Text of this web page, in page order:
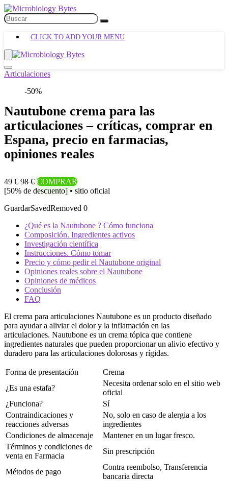
CLICK TO ADD YOUR MENU
Articulaciones
-50%
Nautubone crema para las
articulaciones – críticas, comprar en
Espana, precio en farmacias,
opiniones reales
49 € 98 € COMPRAR
[50% de descuento] • sitio oficial
GuardarSavedRemoved 0
¿Qué es la Nautubone ? Cómo funciona
Composición. Ingredientes activos
Investigación científica
Instrucciones. Cómo tomar
Precio y cómo pedir el Nautubone original
Opiniones reales sobre el Nautubone
Opiniones de médicos
Conclusión
FAQ
El crema para articulaciones Nautubone es un producto diseñado
para ayudar a aliviar el dolor y la inflamación en las
articulaciones. Nautubone es un crema tópica que contiene
ingredientes naturales que pueden proporcionar un alivio efectivo y
duradero para las articulaciones dolorosas y rígidas.
Forma de presentación
Crema
¿Es una estafa?
Necesita ordenar solo en el sitio web
oficial
¿Funciona?
Sí
Contraindicaciones y
reacciones adversas
No, solo en caso de alergia a los
ingredientes
Condiciones de almacenaje
Mantener en un lugar fresco.
Términos y condiciones de
venta en Farmacia
Sin prescripción
Métodos de pago
Contra reembolso, Transferencia
bancaria directa